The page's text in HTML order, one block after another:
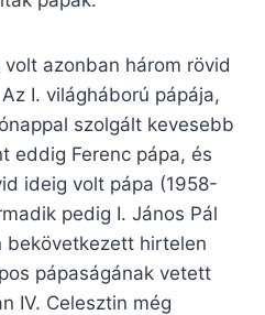
azonban három rövid
I. világháború pápája,
szolgált kevesebb
eddig Ferenc pápa, és
ideig volt pápa (1958-
pedig I. János Pál
bekövetkezett hirtelen
pápaságának vetett
IV. Celesztin még